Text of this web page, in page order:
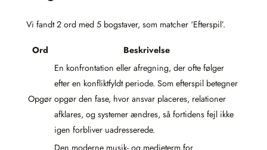
Vi fandt 2 ord med 5 bogstaver, som matcher ‘Efterspil’.
Ord Beskrivelse
Opgør
En konfrontation eller afregning, der ofte følger
efter en konfliktfyldt periode. Som efterspil betegner
opgør den fase, hvor ansvar placeres, relationer
afklares, og systemer ændres, så fortidens fejl ikke
igen forbliver uadresserede.